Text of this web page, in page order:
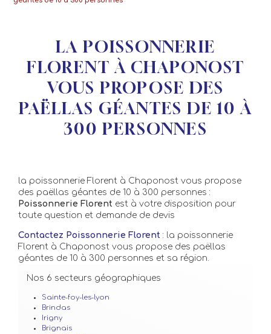
LA POISSONNERIE
FLORENT À CHAPONOST
VOUS PROPOSE DES
PAËLLAS GÉANTES DE 10 À
300 PERSONNES
la poissonnerie Florent à Chaponost vous propose
des paëllas géantes de 10 à 300 personnes :
Poissonnerie Florent est à votre disposition pour
toute question et demande de devis
Contactez Poissonnerie Florent : la poissonnerie
Florent à Chaponost vous propose des paëllas
géantes de 10 à 300 personnes et sa région.
Nos 6 secteurs géographiques
Sainte-foy-les-lyon
Brindas
Irigny
Brignais